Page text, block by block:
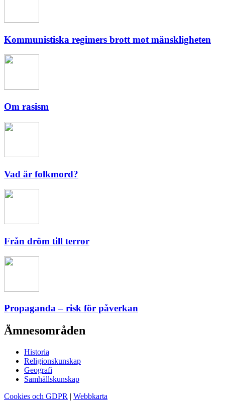
Kommunistiska regimers brott mot mänskligheten
Om rasism
Vad är folkmord?
Från dröm till terror
Propaganda – risk för påverkan
Ämnesområden
Historia
Religionskunskap
Geografi
Samhällskunskap
Cookies och GDPR | Webbkarta